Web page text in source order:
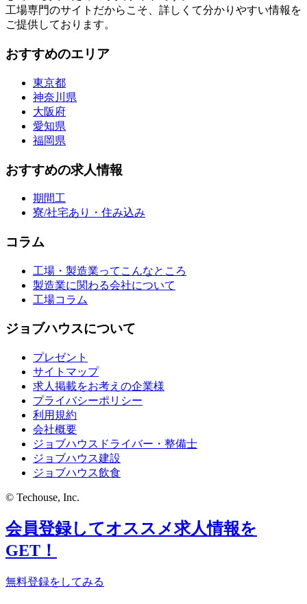
工場専門のサイトだからこそ、詳しくて分かりやすい情報を
ご提供しております。
おすすめのエリア
東京都
神奈川県
大阪府
愛知県
福岡県
おすすめの求人情報
期間工
寮/社宅あり・住み込み
コラム
工場・製造業ってこんなところ
製造業に関わる会社について
工場コラム
ジョブハウスについて
プレゼント
サイトマップ
求人掲載をお考えの企業様
プライバシーポリシー
利用規約
会社概要
ジョブハウスドライバー・整備士
ジョブハウス建設
ジョブハウス飲食
© Techouse, Inc.
会員登録してオススメ求人情報を
GET！
無料登録をしてみる